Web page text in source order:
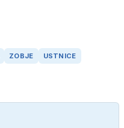
ZOBJE USTNICE